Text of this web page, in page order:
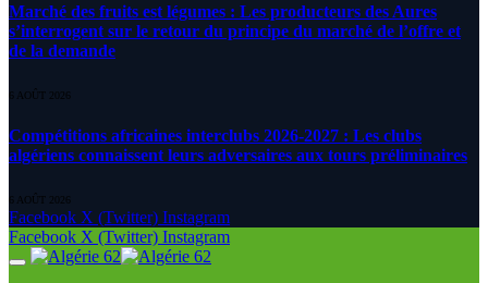
Marché des fruits est légumes : Les producteurs des Aures
s’interrogent sur le retour du principe du marché de l’offre et
de la demande
6 AOÛT 2026
Compétitions africaines interclubs 2026-2027 : Les clubs
algériens connaissent leurs adversaires aux tours préliminaires
6 AOÛT 2026
Facebook X (Twitter) Instagram
Facebook X (Twitter) Instagram